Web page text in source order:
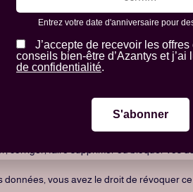
cookies sont désactivés. Si vous
lorsque vous revisiterez notre
nécessaires, ce qui leur arrivera et
que nous connaissons.
corriger, faire supprimer ou bloquer vos
vous avez le droit de révoquer ce
Entrez votre date d'anniversaire pour
J’accepte de recevoir les
conseils bien-être d’Azantys et j’ai
de confidentialité.